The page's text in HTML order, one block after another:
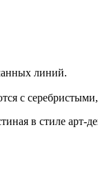
линий.
с